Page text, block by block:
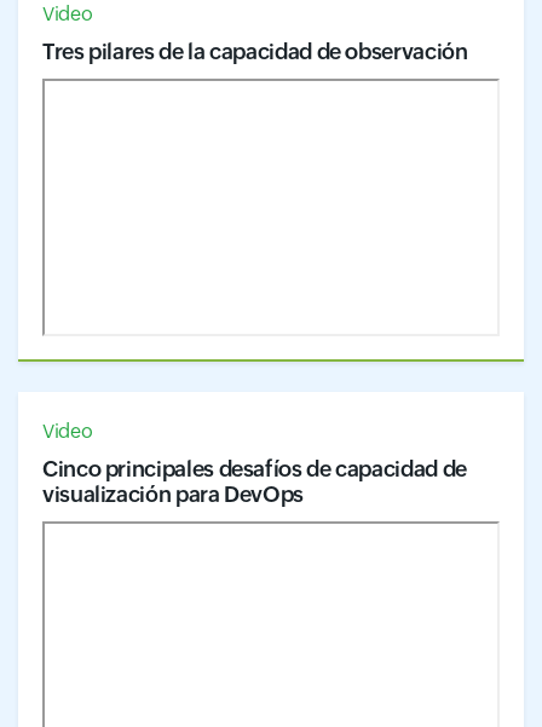
Video
Tres pilares de la capacidad de observación
Video
Cinco principales desafíos de capacidad de
visualización para DevOps